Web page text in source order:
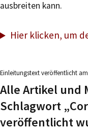
ausbreiten kann.
Hier klicken, um
Einleitungstext veröffentlicht
Alle Artikel und
Schlagwort
veröffentlicht